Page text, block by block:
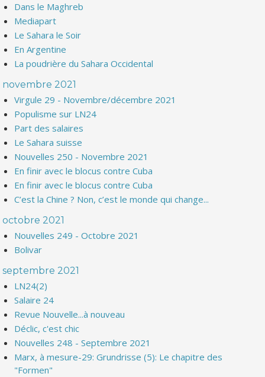
Dans le Maghreb
Mediapart
Le Sahara le Soir
En Argentine
La poudrière du Sahara Occidental
novembre 2021
Virgule 29 - Novembre/décembre 2021
Populisme sur LN24
Part des salaires
Le Sahara suisse
Nouvelles 250 - Novembre 2021
En finir avec le blocus contre Cuba
En finir avec le blocus contre Cuba
C’est la Chine ? Non, c’est le monde qui change...
octobre 2021
Nouvelles 249 - Octobre 2021
Bolivar
septembre 2021
LN24(2)
Salaire 24
Revue Nouvelle...à nouveau
Déclic, c'est chic
Nouvelles 248 - Septembre 2021
Marx, à mesure-29: Grundrisse (5): Le chapitre des
"Formen"